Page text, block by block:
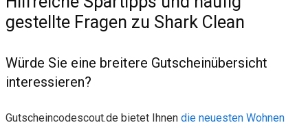
gestellte Fragen zu Shark Clean
Würde Sie eine breitere Gutscheinübersicht
interessieren?
Gutscheincodescout.de bietet Ihnen die neuesten Wohnen